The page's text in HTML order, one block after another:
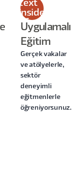
text
inside
of a
div
block.
Uygulamalı
Eğitim
Gerçek vakalar
ve atölyelerle,
sektör
deneyimli
eğitmenlerle
öğreniyorsunuz.